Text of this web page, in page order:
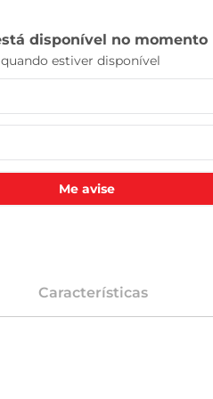
Me avise
Características